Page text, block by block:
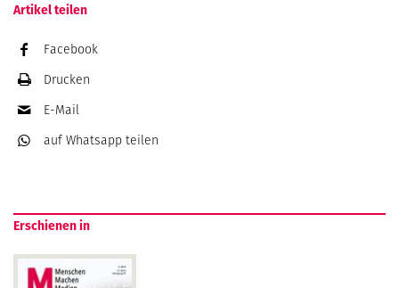
Artikel teilen
Facebook
Drucken
E-Mail
auf Whatsapp teilen
Erschienen in